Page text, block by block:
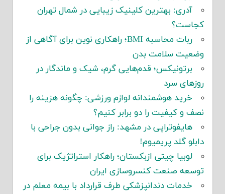
آدری: بهترین کلینیک زیبایی در شمال تهران
کجاست؟
ربات محاسبه BMI؛ راهکاری نوین برای آگاهی از
وضعیت سلامت بدن
برتونیکس؛ قدم‌هایی گرم، شیک و ماندگار در
روزهای سرد
خرید هوشمندانه لوازم ورزشی: چگونه هزینه را
نصف و کیفیت را دو برابر کنیم؟
هایفوتراپی در مشهد: راز جوانی بدون جراحی با
دابلو گلد پریمیوم!
لوبیا چیتی ازبکستان؛ راهکار استراتژیک برای
توسعه صنعت کنسروسازی ایران
خدمات دندانپزشکی طرف قرارداد با بیمه معلم در